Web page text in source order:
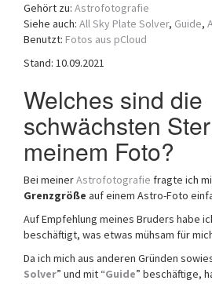
Gehört zu: Astrofotografie
Siehe auch: All Sky Plate Solver, Guide,
Benutzt: Fotos aus pCloud
Stand: 10.09.2021
Welches sind die
schwächsten
meinem Foto?
Bei meinerAstrofotografie fragte ich
Grenzgröße auf einem Astro-Foto
Auf Empfehlung meines Bruders habe
beschäftigt, was etwas mühsam für
Da ich mich aus anderen Gründen
Solver” und mit “Guide” beschäftige,